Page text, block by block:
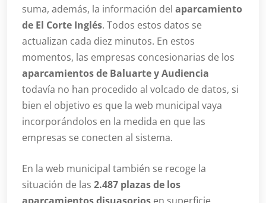
suma, además, la información del aparcamiento
de El Corte Inglés. Todos estos datos se
actualizan cada diez minutos. En estos
momentos, las empresas concesionarias de los
aparcamientos de Baluarte y Audiencia
todavía no han procedido al volcado de datos, si
bien el objetivo es que la web municipal vaya
incorporándolos en la medida en que las
empresas se conecten al sistema.
En la web municipal también se recoge la
situación de las 2.487 plazas de los